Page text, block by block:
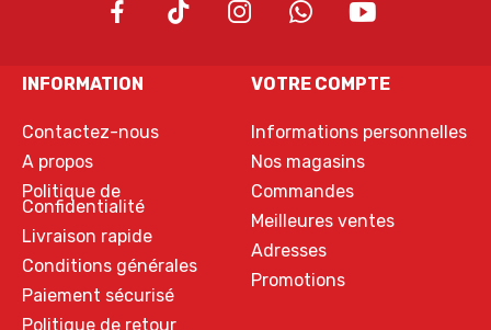
INFORMATION
Contactez-nous
A propos
Politique de
Confidentialité
Livraison rapide
Conditions générales
Paiement sécurisé
Politique de retour
VOTRE COMPTE
Informations personnelles
Nos magasins
Commandes
Meilleures ventes
Adresses
Promotions